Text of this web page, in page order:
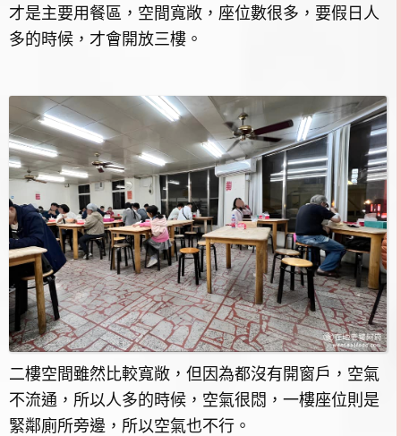
才是主要用餐區，空間寬敞，座位數很多，要假日人
多的時候，才會開放三樓。
二樓空間雖然比較寬敞，但因為都沒有開窗戶，空氣
不流通，所以人多的時候，空氣很悶，一樓座位則是
緊鄰廁所旁邊，所以空氣也不行。